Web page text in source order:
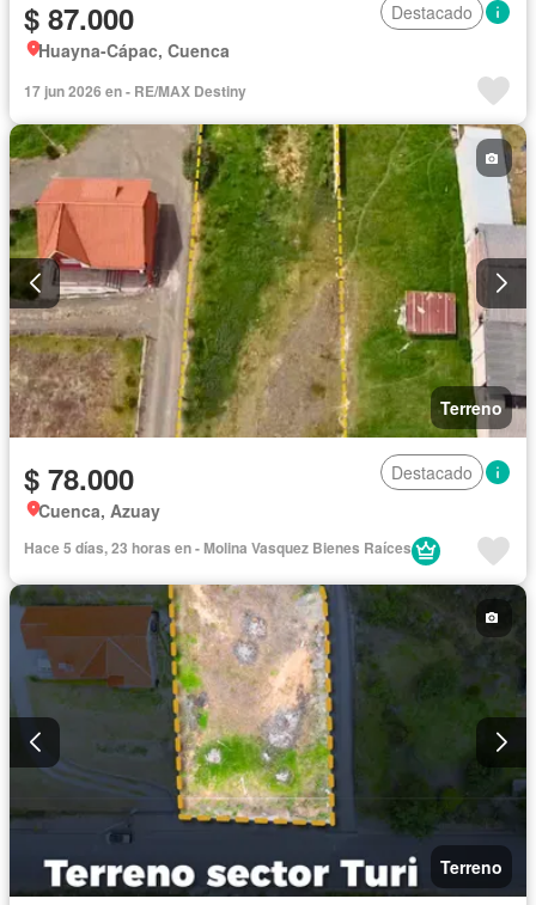
$ 87.000
Destacado
Huayna-Cápac, Cuenca
17 jun 2026 en - RE/MAX Destiny
Terreno
$ 78.000
Destacado
Cuenca, Azuay
Hace 5 días, 23 horas en - Molina Vasquez Bienes Raíces
Terreno